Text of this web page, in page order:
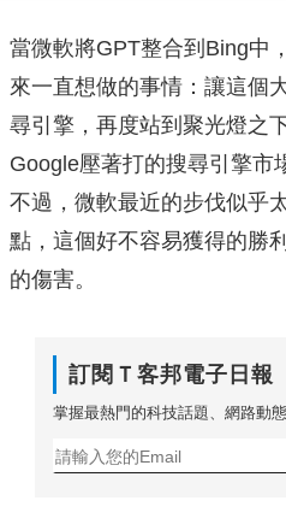
當微軟將GPT整合到Bing中
來一直想做的事情：讓這個
尋引擎，再度站到聚光燈之
Google壓著打的搜尋引擎市
不過，微軟最近的步伐似乎
點，這個好不容易獲得的勝
的傷害。
訂閱Ｔ客邦電子日報
掌握最熱門的科技話題、網路動